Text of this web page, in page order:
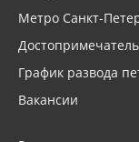
Метро Санкт-
График развода
Вакансии